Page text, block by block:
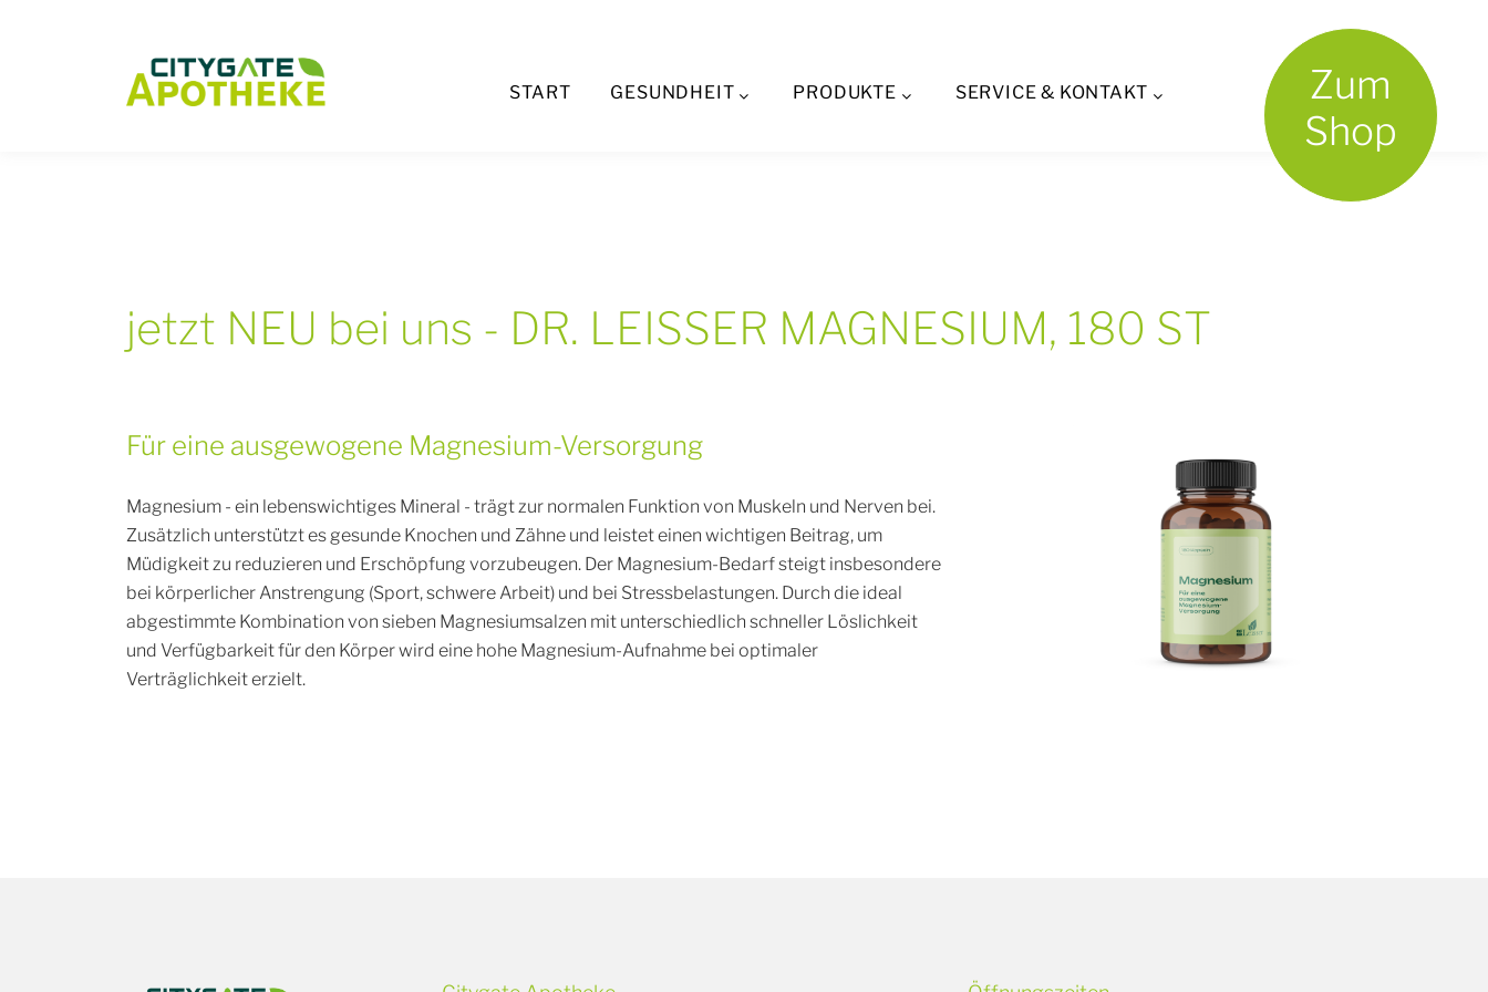
START GESUNDHEIT PRODUKTE SERVICE & KONTAKT
Zum
Shop
Aktuelles
jetzt NEU bei uns - DR. LEISSER MAGNESIUM, 180 ST
Für eine ausgewogene Magnesium-Versorgung
Magnesium - ein lebenswichtiges Mineral - trägt zur normalen Funktion von Muskeln und Nerven bei.
Zusätzlich unterstützt es gesunde Knochen und Zähne und leistet einen wichtigen Beitrag, um
Müdigkeit zu reduzieren und Erschöpfung vorzubeugen. Der Magnesium-Bedarf steigt insbesondere
bei körperlicher Anstrengung (Sport, schwere Arbeit) und bei Stressbelastungen. Durch die ideal
abgestimmte Kombination von sieben Magnesiumsalzen mit unterschiedlich schneller Löslichkeit
und Verfügbarkeit für den Körper wird eine hohe Magnesium-Aufnahme bei optimaler
Verträglichkeit erzielt.